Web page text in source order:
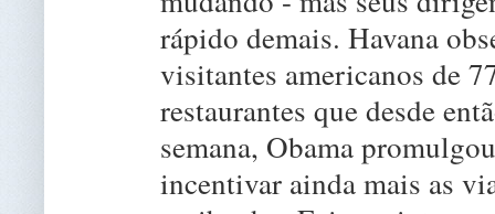
rápido demais. Havana
visitantes americanos de
restaurantes que desde
semana, Obama
incentivar ainda mais as